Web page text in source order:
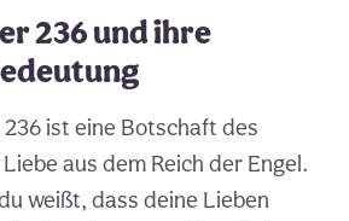
236 und ihre
ist eine Botschaft des
aus dem Reich der Engel.
weißt, dass deine Lieben